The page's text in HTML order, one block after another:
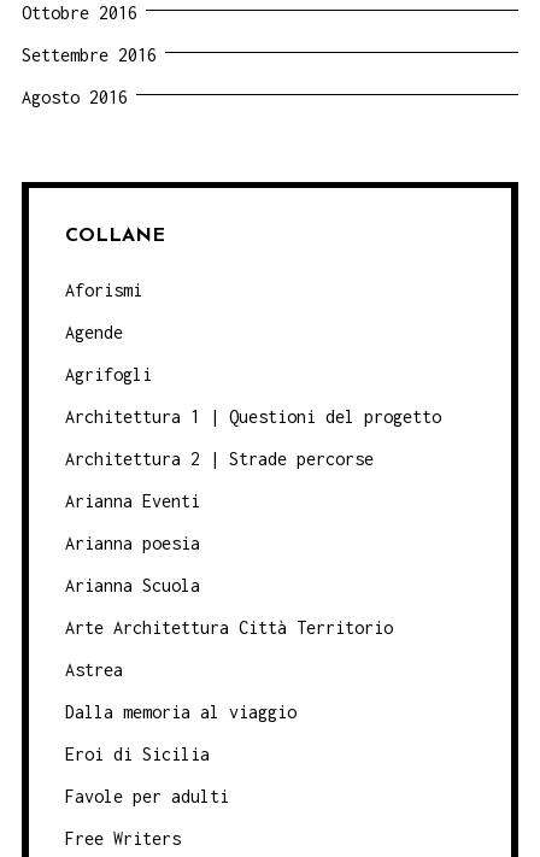
Ottobre 2016
Settembre 2016
Agosto 2016
COLLANE
Aforismi
Agende
Agrifogli
Architettura 1 | Questioni del progetto
Architettura 2 | Strade percorse
Arianna Eventi
Arianna poesia
Arianna Scuola
Arte Architettura Città Territorio
Astrea
Dalla memoria al viaggio
Eroi di Sicilia
Favole per adulti
Free Writers